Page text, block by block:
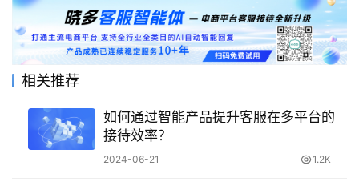
相关推荐
如何通过智能产品提升客服在多平台的
接待效率？
2024-06-21 1.2K